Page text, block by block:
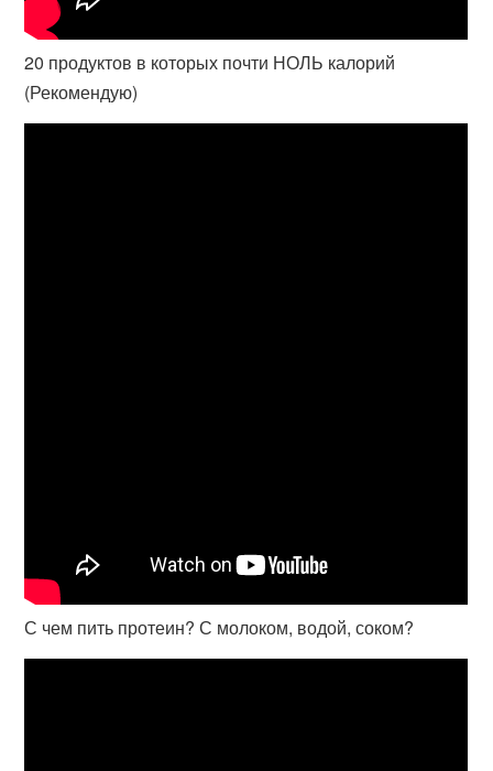
20 продуктов в которых почти НОЛЬ калорий
(Рекомендую)
С чем пить протеин? С молоком, водой, соком?